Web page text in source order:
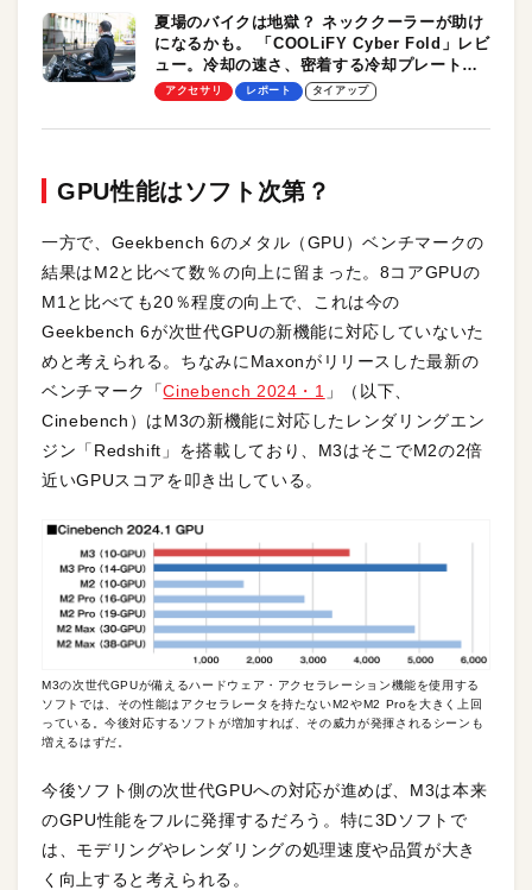
夏場のバイクは地獄？ ネッククーラーが助け
になるかも。 「COOLiFY Cyber Fold」レビ
ュー。冷却の速さ、密着する冷却プレート、
シンプルな操作性がグッド！
アクセサリ レポート タイアップ
GPU性能はソフト次第？
一方で、Geekbench 6のメタル（GPU）ベンチマークの
結果はM2と比べて数％の向上に留まった。8コアGPUの
M1と比べても20％程度の向上で、これは今の
Geekbench 6が次世代GPUの新機能に対応していないた
めと考えられる。ちなみにMaxonがリリースした最新の
ベンチマーク「Cinebench 2024・1 」（以下、
Cinebench）はM3の新機能に対応したレンダリングエン
ジン「Redshift」を搭載しており、M3はそこでM2の2倍
近いGPUスコアを叩き出している。
M3の次世代GPUが備えるハードウェア・アクセラレーション機能を使用する
ソフトでは、その性能はアクセラレータを持たないM2やM2 Proを大きく上回
っている。今後対応するソフトが増加すれば、その威力が発揮されるシーンも
増えるはずだ。
今後ソフト側の次世代GPUへの対応が進めば、M3は本来
のGPU性能をフルに発揮するだろう。特に3Dソフトで
は、モデリングやレンダリングの処理速度や品質が大き
く向上すると考えられる。